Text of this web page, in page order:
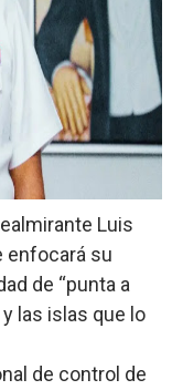
Plantas 2026
Social al
agentes
Ambiental
de la Provincia
Luis
enfocará su
de “punta a
las islas que lo
de control de